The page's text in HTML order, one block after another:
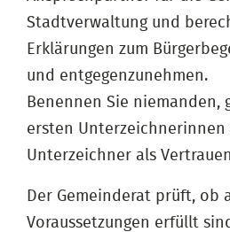
Stadtverwaltung und
Erklärungen zum
und entgegenzunehmen.
Benennen Sie niemanden,
ersten Unterzeichnerinnen
Unterzeichner als
Der Gemeinderat prüft, ob
Voraussetzungen erfüllt